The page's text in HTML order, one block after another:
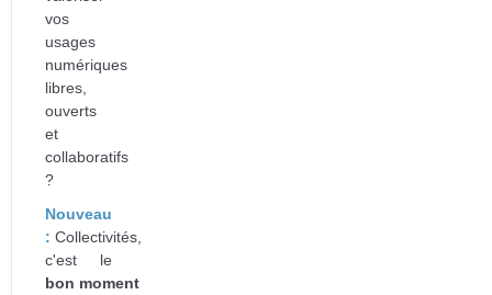
vos
usages
numériques
libres,
ouverts
et
collaboratifs
?
Nouveau
: Collectivités,
c'est le
bon moment